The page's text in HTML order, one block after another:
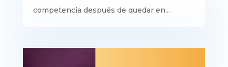
competencia después de quedar en...